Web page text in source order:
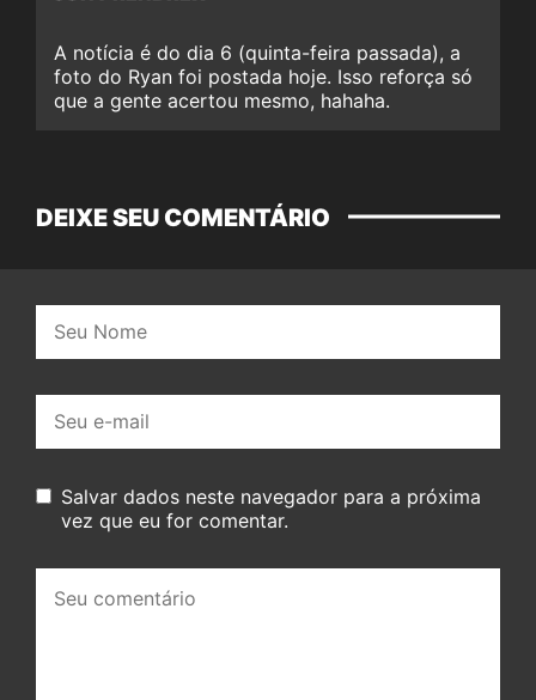
A notícia é do dia 6 (quinta-feira passada), a
foto do Ryan foi postada hoje. Isso reforça só
que a gente acertou mesmo, hahaha.
DEIXE SEU COMENTÁRIO
mail:
Salvar dados neste navegador para a próxima
vez que eu for comentar.
comentário: